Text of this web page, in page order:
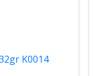
K0014